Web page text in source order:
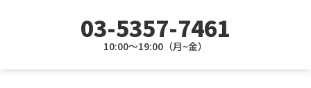
03-5357-7461
10:00～19:00（月~金）